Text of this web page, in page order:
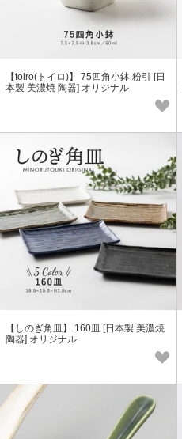
【toiro(トイロ)】 75四角小鉢 粉引 [日
本製 美濃焼 陶器] オリジナル
【しのぎ角皿】 160皿 [日本製 美濃焼
陶器] オリジナル